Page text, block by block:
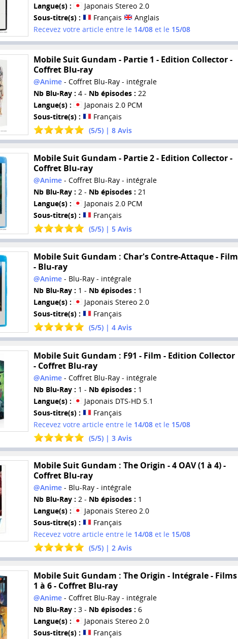
Langue(s) :
Japonais Stereo 2.0
Sous-titre(s) :
Français
Anglais
Recevez votre article entre le 14/08et le 15/08
Mobile Suit Gundam - Partie 1 - Edition Collector -
Coffret Blu-ray
@Anime- Coffret Blu-Ray - intégrale
Nb Blu-Ray : 4 - Nb épisodes : 22
Langue(s) :
Japonais 2.0 PCM
Sous-titre(s) :
Français
(5/5) | 8Avis
Mobile Suit Gundam - Partie 2 - Edition Collector -
Coffret Blu-ray
@Anime- Coffret Blu-Ray - intégrale
Nb Blu-Ray : 2 - Nb épisodes : 21
Langue(s) :
Japonais 2.0 PCM
Sous-titre(s) :
Français
(5/5) | 5Avis
Mobile Suit Gundam : Char's Contre-Attaque - Film
- Blu-ray
@Anime- Blu-Ray - intégrale
Nb Blu-Ray : 1 - Nb épisodes : 1
Langue(s) :
Japonais Stereo 2.0
Sous-titre(s) :
Français
(5/5) | 4Avis
Mobile Suit Gundam : F91 - Film - Edition Collector
- Coffret Blu-ray
@Anime- Coffret Blu-Ray - intégrale
Nb Blu-Ray : 1 - Nb épisodes : 1
Langue(s) :
Japonais DTS-HD 5.1
Sous-titre(s) :
Français
Recevez votre article entre le 14/08et le 15/08
(5/5) | 3Avis
Mobile Suit Gundam : The Origin - 4 OAV (1 à 4) -
Coffret Blu-ray
@Anime- Blu-Ray - intégrale
Nb Blu-Ray : 2 - Nb épisodes : 1
Langue(s) :
Japonais Stereo 2.0
Sous-titre(s) :
Français
Recevez votre article entre le 14/08et le 15/08
(5/5) | 2Avis
Mobile Suit Gundam : The Origin - Intégrale - Films
1 à 6 - Coffret Blu-ray
@Anime- Coffret Blu-Ray - intégrale
Nb Blu-Ray : 3 - Nb épisodes : 6
Langue(s) :
Japonais Stereo 2.0
Sous-titre(s) :
Français